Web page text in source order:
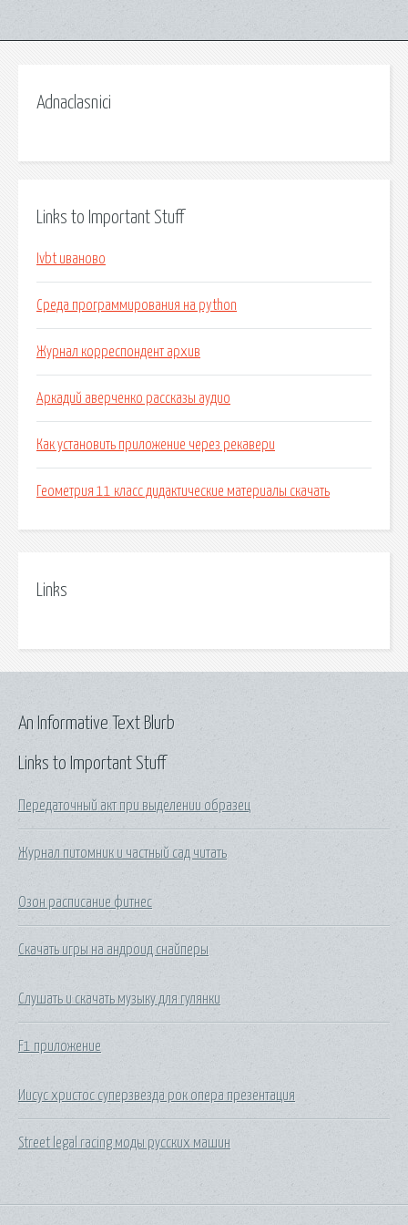
Adnaclasnici
Links to Important Stuff
Ivbt иваново
Среда программирования на python
Журнал корреспондент архив
Аркадий аверченко рассказы аудио
Как установить приложение через рекавери
Геометрия 11 класс дидактические материалы скачать
Links
Links to Important Stuff
Передаточный акт при выделении образец
Журнал питомник и частный сад читать
Озон расписание фитнес
Скачать игры на андроид снайперы
Слушать и скачать музыку для гулянки
F1 приложение
Иисус христос суперзвезда рок опера презентация
Street legal racing моды русских машин
An Informative Text Blurb